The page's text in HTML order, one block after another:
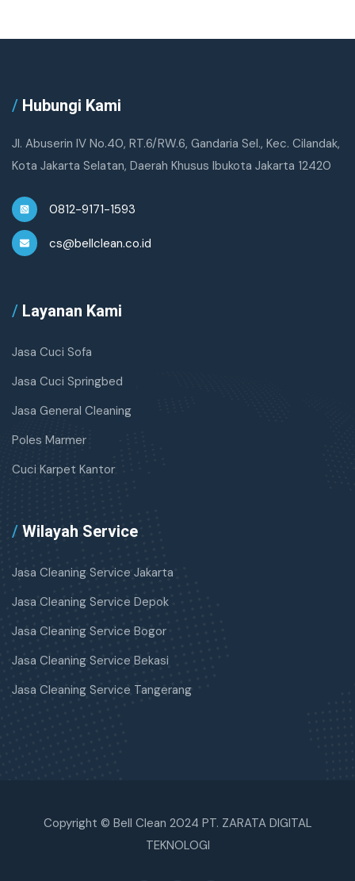
/ Hubungi Kami
Jl. Abuserin IV No.40, RT.6/RW.6, Gandaria Sel., Kec. Cilandak,
Kota Jakarta Selatan, Daerah Khusus Ibukota Jakarta 12420
0812-9171-1593
cs@bellclean.co.id
/ Layanan Kami
Jasa Cuci Sofa
Jasa Cuci Springbed
Jasa General Cleaning
Poles Marmer
Cuci Karpet Kantor
/ Wilayah Service
Jasa Cleaning Service Jakarta
Jasa Cleaning Service Depok
Jasa Cleaning Service Bogor
Jasa Cleaning Service Bekasi
Jasa Cleaning Service Tangerang
Copyright © Bell Clean 2024 PT. ZARATA DIGITAL
TEKNOLOGI